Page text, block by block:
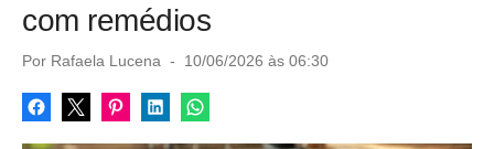
com remédios
Por Rafaela Lucena
P
s
t
10/06/2026 às 06:30